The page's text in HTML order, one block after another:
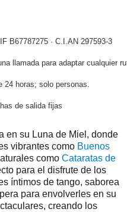
B67787275 · C.I.AN 297593-3
llamada para adaptar cualquier
24 horas; solo personas.
de salida fijas
en su Luna de Miel, donde
vibrantes como Buenos
como Cataratas de
para el disfrute de los
íntimos de tango, saborea
para envolverles en su
creando los